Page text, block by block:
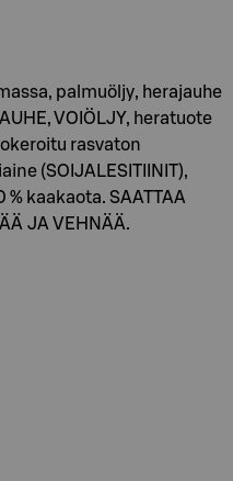
palmuöljy, herajauhe
VOIÖLJY, heratuote
rasvaton
(SOIJALESITIINIT),
kaakaota. SAATTAA
JA VEHNÄÄ.